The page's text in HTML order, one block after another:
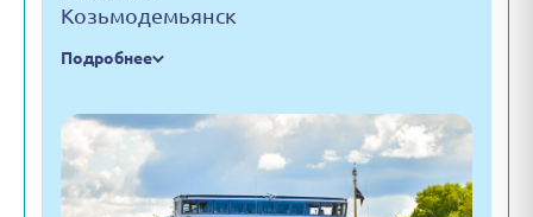
Козьмодемьянск
Подробнее